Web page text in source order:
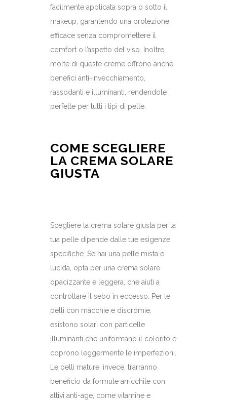
facilmente applicata sopra o sotto il
makeup, garantendo una protezione
efficace senza compromettere il
comfort o l’aspetto del viso. Inoltre,
molte di queste creme offrono anche
benefici anti-invecchiamento,
rassodanti e illuminanti, rendendole
perfette per tutti i tipi di pelle.
COME SCEGLIERE
LA CREMA SOLARE
GIUSTA
Scegliere la crema solare giusta per la
tua pelle dipende dalle tue esigenze
specifiche. Se hai una pelle mista e
lucida, opta per una crema solare
opacizzante e leggera, che aiuti a
controllare il sebo in eccesso. Per le
pelli con macchie e discromie,
esistono solari con particelle
illuminanti che uniformano il colorito e
coprono leggermente le imperfezioni.
Le pelli mature, invece, trarranno
beneficio da formule arricchite con
attivi anti-age, come vitamine e